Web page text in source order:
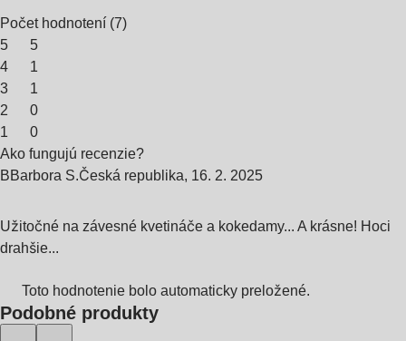
Počet hodnotení (7)
5
5
4
1
3
1
2
0
1
0
Ako fungujú recenzie?
BBarbora S.Česká republika, 16. 2. 2025
Užitočné na závesné kvetináče a kokedamy... A krásne! Hoci
drahšie...
Toto hodnotenie bolo automaticky preložené.
Podobné produkty